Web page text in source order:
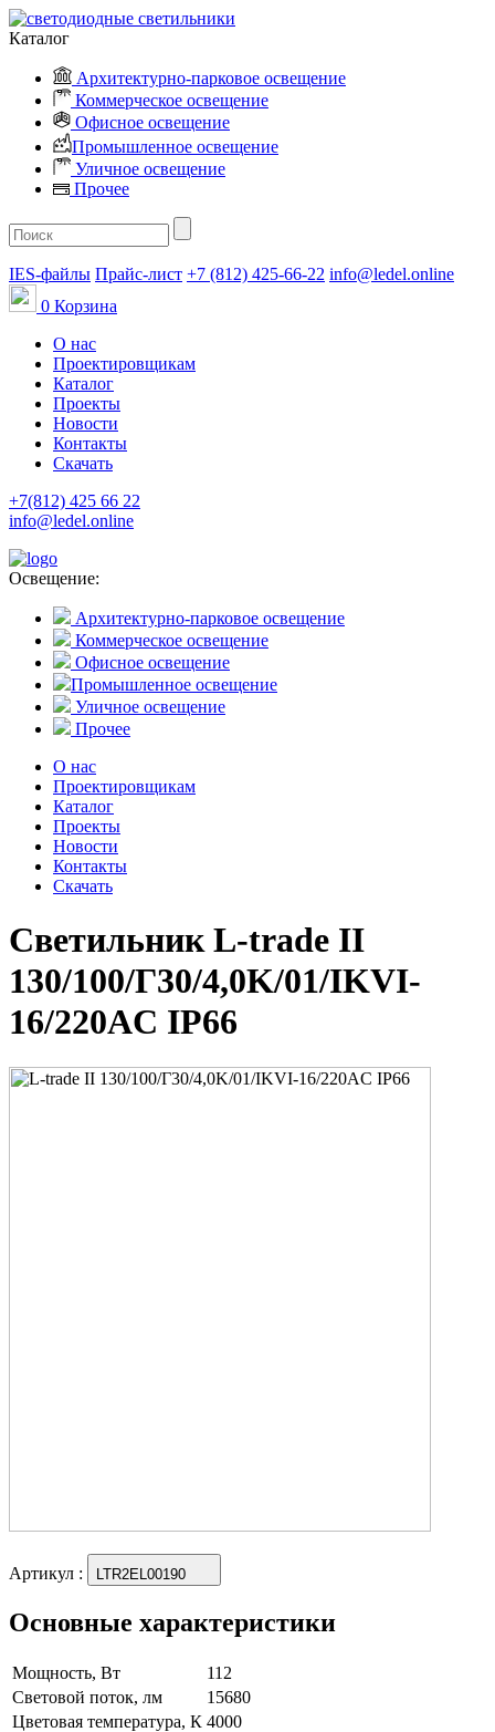
Каталог
Архитектурно-парковое освещение
Коммерческое освещение
Офисное освещение
Промышленное освещение
Уличное освещение
Прочее
IES-файлы Прайс-лист +7 (812) 425-66-22 info@ledel.online
0 Корзина
О нас
Проектировщикам
Каталог
Проекты
Новости
Контакты
Скачать
+7(812) 425 66 22
info@ledel.online
Освещение:
Архитектурно-парковое освещение
Коммерческое освещение
Офисное освещение
Промышленное освещение
Уличное освещение
Прочее
О нас
Проектировщикам
Каталог
Проекты
Новости
Контакты
Скачать
Светильник L-trade II
130/100/Г30/4,0K/01/IKVI-
16/220AC IP66
Артикул : LTR2EL00190
Основные характеристики
Мощность, Вт
112
Световой поток, лм
15680
Цветовая температура, К 4000